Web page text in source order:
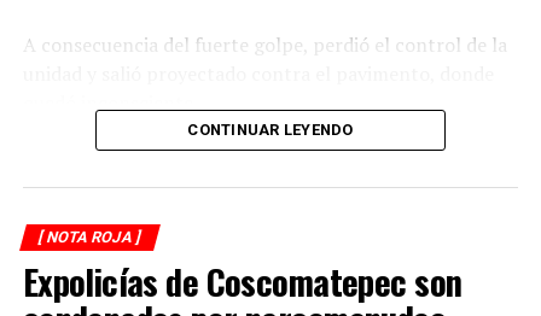
A consecuencia del fuerte golpe, perdió el control de la
Testigos del accidente solicitaron de inmediato el apoyo
de los cuerpos de emergencia al percatarse de que el
asfáltica, mientras otros automovilistas redujeron la
velocidad para evitar otro percance.
CONTINUAR LEYENDO
[ NOTA ROJA ]
Expolicías de Coscomatepec son